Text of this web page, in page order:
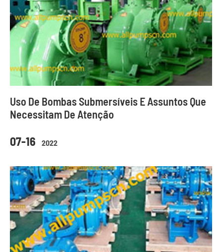
07-16 2022
Uso De Bombas Submersíveis E Assuntos Que
Necessitam De Atenção